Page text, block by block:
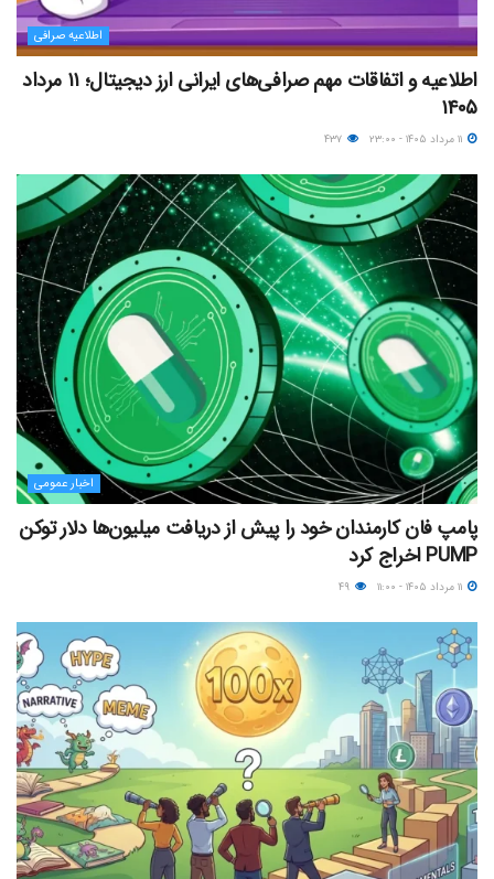
اطلاعیه صرافی
اطلاعیه و اتفاقات مهم صرافی‌های ایرانی ارز دیجیتال؛ ۱۱ مرداد
۱۴۰۵
اخبار عمومی
پامپ فان کارمندان خود را پیش از دریافت میلیون‌ها دلار توکن
PUMP اخراج کرد